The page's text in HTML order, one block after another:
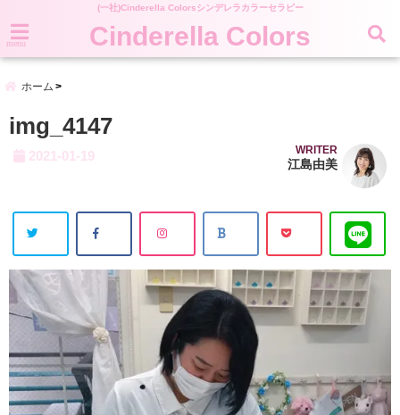
(一社)Cinderella Colorsシンデレラカラーセラピー
menu Cinderella Colors
ホーム
img_4147
2021-01-19 WRITER
江島由美